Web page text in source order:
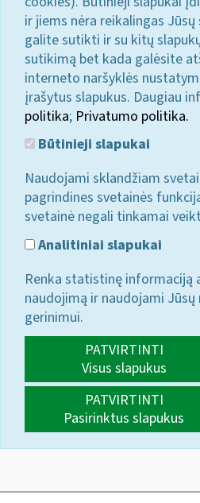
ir jiems nėra reikalingas
galite sutikti ir su kitų
sutikimą bet kada galėsite
interneto naršyklės
įrašytus slapukus. Daugiau
politika; Privatumo politika.
Būtinieji slapukai
Naudojami sklandžiam
pagrindines svetainės
svetainė negali tinkamai
Analitiniai slapukai
Renka statistinę informaciją
naudojimą ir naudojami
gerinimui.
PATVIRTINTI
Visus slapukus
PATVIRTINTI
Pasirinktus slapukus